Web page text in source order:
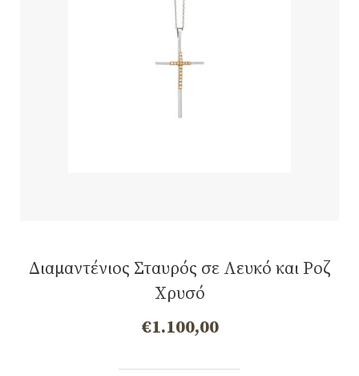
Διαμαντένιος Σταυρός σε Λευκό και Ροζ
Χρυσό
€1.100,00